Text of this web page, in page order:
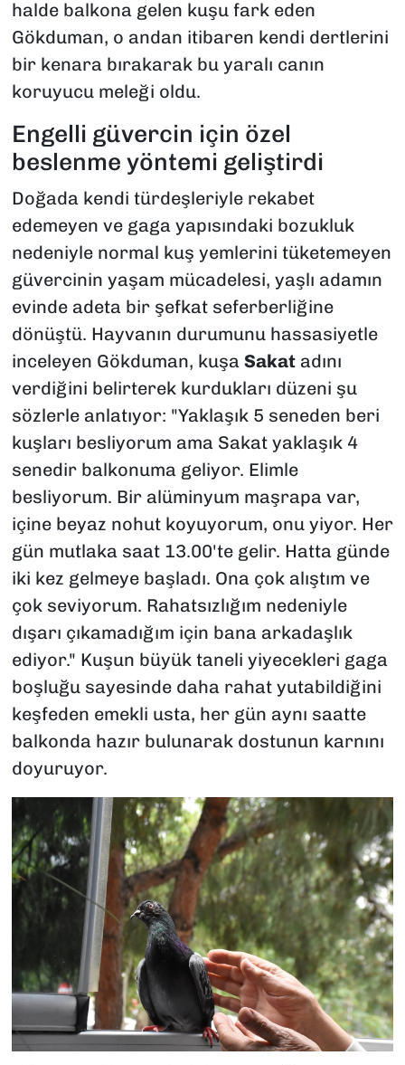
halde balkona gelen kuşu fark eden
Gökduman, o andan itibaren kendi dertlerini
bir kenara bırakarak bu yaralı canın
koruyucu meleği oldu.
Engelli güvercin için özel
beslenme yöntemi geliştirdi
Doğada kendi türdeşleriyle rekabet
edemeyen ve gaga yapısındaki bozukluk
nedeniyle normal kuş yemlerini tüketemeyen
güvercinin yaşam mücadelesi, yaşlı adamın
evinde adeta bir şefkat seferberliğine
dönüştü. Hayvanın durumunu hassasiyetle
inceleyen Gökduman, kuşa Sakatadını
verdiğini belirterek kurdukları düzeni şu
sözlerle anlatıyor: "Yaklaşık 5 seneden beri
kuşları besliyorum ama Sakat yaklaşık 4
senedir balkonuma geliyor. Elimle
besliyorum. Bir alüminyum maşrapa var,
içine beyaz nohut koyuyorum, onu yiyor. Her
gün mutlaka saat 13.00'te gelir. Hatta günde
iki kez gelmeye başladı. Ona çok alıştım ve
çok seviyorum. Rahatsızlığım nedeniyle
dışarı çıkamadığım için bana arkadaşlık
ediyor." Kuşun büyük taneli yiyecekleri gaga
boşluğu sayesinde daha rahat yutabildiğini
keşfeden emekli usta, her gün aynı saatte
balkonda hazır bulunarak dostunun karnını
doyuruyor.